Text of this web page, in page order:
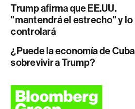
Trump afirma que EE.UU.
"mantendrá el estrecho" y lo
controlará
¿Puede la economía de Cuba
sobrevivir a Trump?